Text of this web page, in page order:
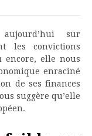
sur
les convictions
encore, elle nous
enraciné
de ses finances
suggère qu’elle